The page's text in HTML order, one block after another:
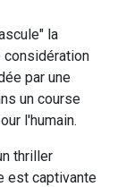
la
considération
par une
un course
l'humain.
thriller
est captivante